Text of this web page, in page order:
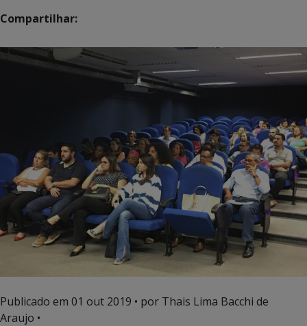
Compartilhar:
Publicado em 01 out 2019 • por Thais Lima Bacchi de
Araujo •